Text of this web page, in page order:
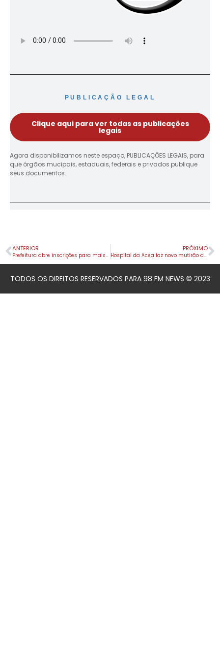
PUBLICAÇÃO LEGAL
Clique aqui para ver todas as publicações
legais
Agora disponibilizamos neste espaço, PUBLICAÇÕES LEGAIS, para
que órgãos mucipais, estaduais, federais e privados publique
seus documentos.
ANTERIOR
Prefeitura abre inscrições para mais de 30 cursos gratuitos do “Qualifica Apucarana”
PRÓXIMO
Hospital da Acea faz novo mutirão de consultas pré-operatórias em ortopedia
TODOS OS DIREITOS RESERVADOS PARA 98 FM NEWS © 2023